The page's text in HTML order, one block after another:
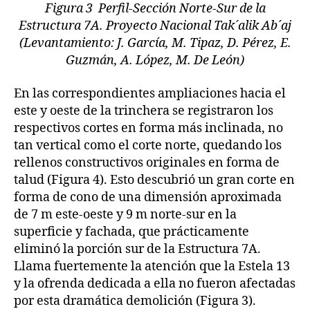
Figura 3 Perfil-Sección Norte-Sur de la
Estructura 7A. Proyecto Nacional Tak´alik Ab´aj
(Levantamiento: J. García, M. Tipaz, D. Pérez, E.
Guzmán, A. López, M. De León)
En las correspondientes ampliaciones hacia el
este y oeste de la trinchera se registraron los
respectivos cortes en forma más inclinada, no
tan vertical como el corte norte, quedando los
rellenos constructivos originales en forma de
talud (Figura 4). Esto descubrió un gran corte en
forma de cono de una dimensión aproximada
de 7 m este-oeste y 9 m norte-sur en la
superficie y fachada, que prácticamente
eliminó la porción sur de la Estructura 7A.
Llama fuertemente la atención que la Estela 13
y la ofrenda dedicada a ella no fueron afectadas
por esta dramática demolición (Figura 3).